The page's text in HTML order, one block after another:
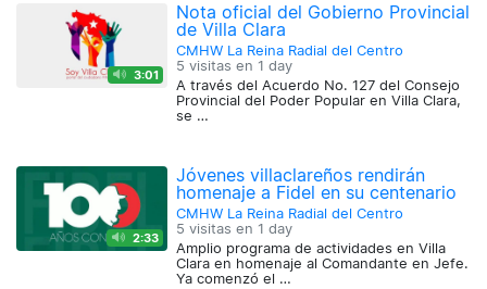
3:01
Nota oficial del Gobierno Provincial
de Villa Clara
CMHW La Reina Radial del Centro
5 visitas en 1 day
A través del Acuerdo No. 127 del Consejo
Provincial del Poder Popular en Villa Clara,
se …
2:33
Jóvenes villaclareños rendirán
homenaje a Fidel en su centenario
CMHW La Reina Radial del Centro
5 visitas en 1 day
Amplio programa de actividades en Villa
Clara en homenaje al Comandante en Jefe.
Ya comenzó el …